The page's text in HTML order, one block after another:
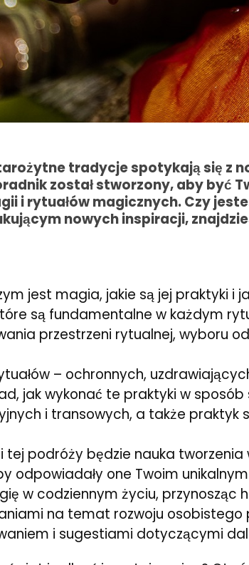
tradycje spotykają się z
został stworzony, aby być
i rytuałów magicznych. Czy
nowych inspiracji,
jest magia, jakie są jej praktyki i
są fundamentalne w każdym
przestrzeni rytualnej, wyboru
– ochronnych,
jak wykonać te praktyki w
i transowych, a także praktyk
podróży będzie nauka tworzenia
odpowiadały one Twoim
w codziennym życiu, przynosząc
na temat rozwoju
i sugestiami dotyczącymi